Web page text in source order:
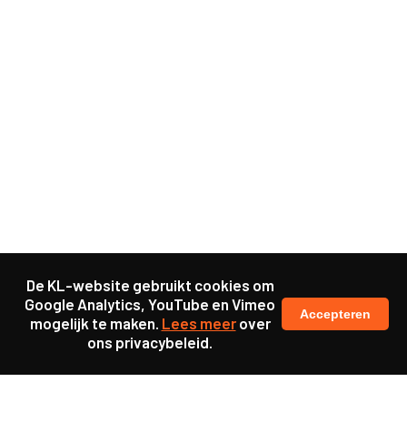
De KL-website gebruikt cookies om
Google Analytics, YouTube en Vimeo
mogelijk te maken. Lees meerover
ons privacybeleid.
Accepteren